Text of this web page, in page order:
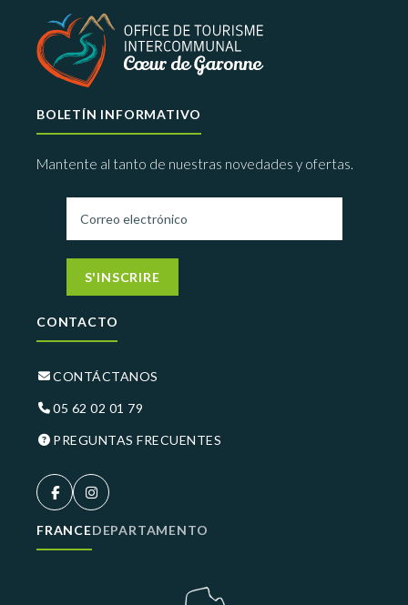
BOLETÍN INFORMATIVO
Mantente al tanto de nuestras novedades y ofertas.
S'INSCRIRE
CONTACTO
CONTÁCTANOS
05 62 02 01 79
PREGUNTAS FRECUENTES
FRANCEDEPARTAMENTO